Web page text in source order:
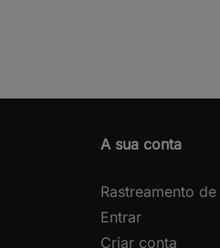
A sua conta
Rastreamento
Entrar
Criar conta